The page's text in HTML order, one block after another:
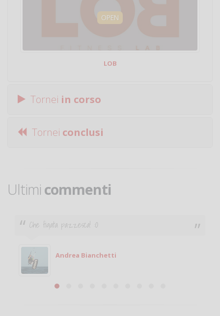
OPEN
LOB
Tornei in corso
Tornei conclusi
Ultimi commenti
Che figata pazzesca! :O
Andrea Bianchetti